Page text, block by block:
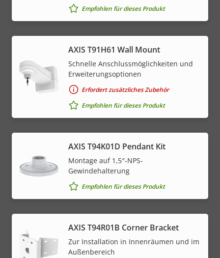
Empfohlen für dieses Produkt
AXIS T91H61 Wall Mount
Schnelle Anschlussmöglichkeiten und
Erweiterungsoptionen
Erfordert zusätzliches Zubehör
Empfohlen für dieses Produkt
AXIS T94K01D Pendant Kit
Montage auf 1,5″-NPS-
Gewindehalterung
Empfohlen für dieses Produkt
AXIS T94R01B Corner Bracket
Zur Installation in Innenräumen und im
Außenbereich